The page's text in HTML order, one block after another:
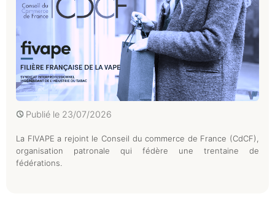
Publié le 23/07/2026
La FIVAPE a rejoint le Conseil du commerce de France (CdCF),
organisation patronale qui fédère une trentaine de
fédérations.